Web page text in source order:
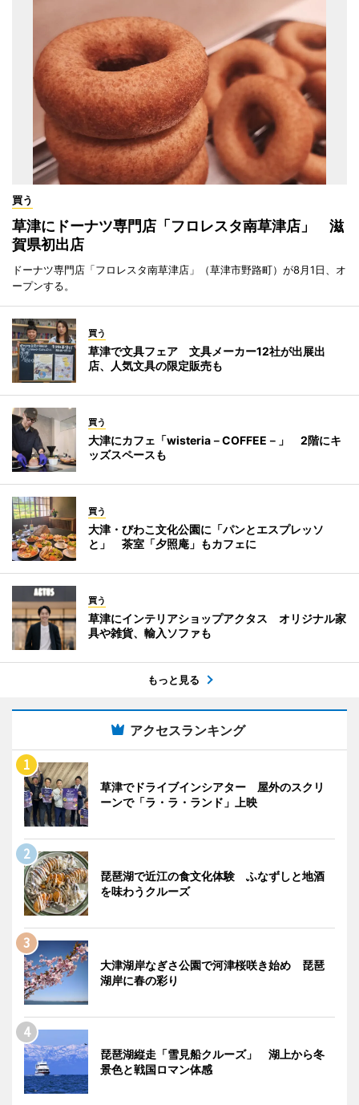
買う
草津にドーナツ専門店「フロレスタ南草津店」 滋
賀県初出店
ドーナツ専門店「フロレスタ南草津店」（草津市野路町）が8月1日、オ
ープンする。
買う
草津で文具フェア 文具メーカー12社が出展出
店、人気文具の限定販売も
買う
大津にカフェ「wisteria－COFFEE－」 2階にキ
ッズスペースも
買う
大津・びわこ文化公園に「パンとエスプレッソ
と」 茶室「夕照庵」もカフェに
買う
草津にインテリアショップアクタス オリジナル家
具や雑貨、輸入ソファも
もっと見る
アクセスランキング
草津でドライブインシアター 屋外のスクリ
ーンで「ラ・ラ・ランド」上映
琵琶湖で近江の食文化体験 ふなずしと地酒
を味わうクルーズ
大津湖岸なぎさ公園で河津桜咲き始め 琵琶
湖岸に春の彩り
琵琶湖縦走「雪見船クルーズ」 湖上から冬
景色と戦国ロマン体感